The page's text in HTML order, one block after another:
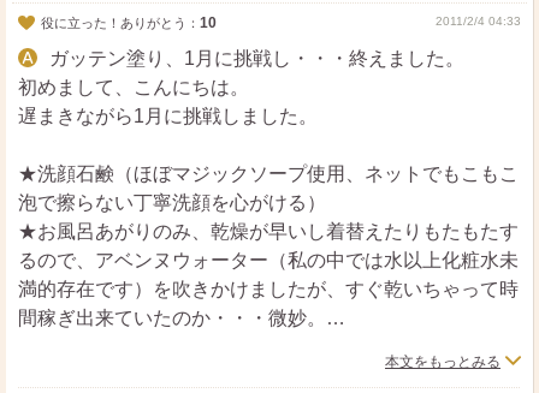
役に立った！ありがとう： 10 2011/2/4 04:33
ガッテン塗り、1月に挑戦し・・・終えました。
初めまして、こんにちは。
遅まきながら1月に挑戦しました。
★洗顔石鹸（ほぼマジックソープ使用、ネットでもこもこ
泡で擦らない丁寧洗顔を心がける）
★お風呂あがりのみ、乾燥が早いし着替えたりもたもたす
るので、アベンヌウォーター（私の中では水以上化粧水未
満的存在です）を吹きかけましたが、すぐ乾いちゃって時
間稼ぎ出来ていたのか・・・微妙。
を、さささっと塗るだけ、なるべく摩擦を避け、ハンドプ
本文をもっとみる